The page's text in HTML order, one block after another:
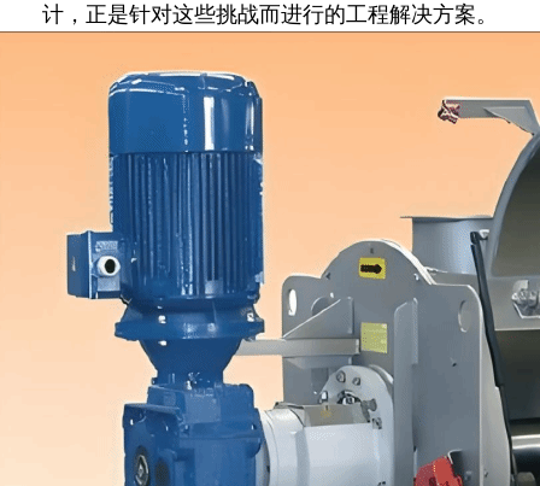
计，正是针对这些挑战而进行的工程解决方案。